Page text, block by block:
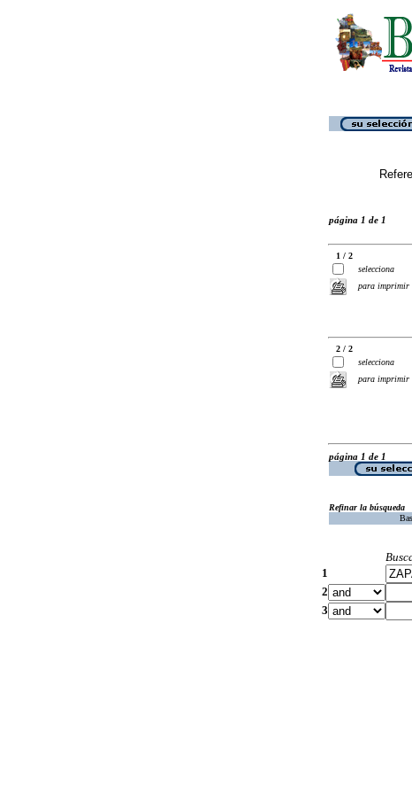
página 1 de 1
1 / 2
selecciona
para imprimir
2 / 2
selecciona
para imprimir
página 1 de 1
Refinar la búsqueda
1
2
3